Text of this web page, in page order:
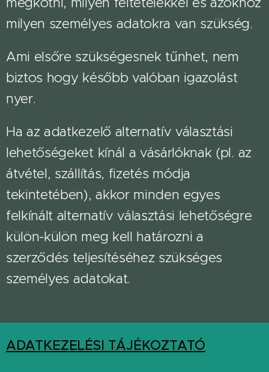
milyen személyes adatokra van szükség.
Ami elsőre szükségesnek tűnhet, nem
biztos hogy később valóban igazolást
nyer.
Ha az adatkezelő alternatív választási
lehetőségeket kínál a vásárlóknak (pl. az
átvétel, szállítás, fizetés módja
tekintetében), akkor minden egyes
felkínált alternatív választási lehetőségre
külön-külön meg kell határozni a
szerződés teljesítéséhez szükséges
személyes adatokat.
ADATKEZELÉSI TÁJÉKOZTATÓ